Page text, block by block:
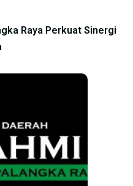
Raya Perkuat Sinergi